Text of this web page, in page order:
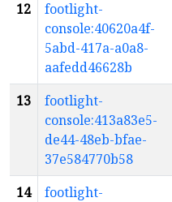
12
footlight-
console:40620a4f-
5abd-417a-a0a8-
aafedd46628b
13
footlight-
console:413a83e5-
de44-48eb-bfae-
37e584770b58
14
footlight-